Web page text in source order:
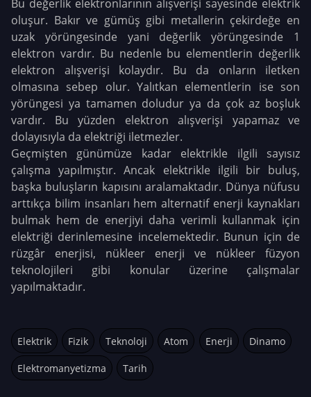
Bu değerlik elektronlarının alışverişi sayesinde elektrik
oluşur. Bakır ve gümüş gibi metallerin çekirdeğe en
uzak yörüngesinde yani değerlik yörüngesinde 1
elektron vardır. Bu nedenle bu elementlerin değerlik
elektron alışverişi kolaydır. Bu da onların iletken
olmasına sebep olur. Yalıtkan elementlerin ise son
yörüngesi ya tamamen doludur ya da çok az boşluk
vardır. Bu yüzden elektron alışverişi yapamaz ve
dolayısıyla da elektriği iletmezler.
Geçmişten günümüze kadar elektrikle ilgili sayısız
çalışma yapılmıştır. Ancak elektrikle ilgili bir buluş,
başka buluşların kapısını aralamaktadır. Dünya nüfusu
arttıkça bilim insanları hem alternatif enerji kaynakları
bulmak hem de enerjiyi daha verimli kullanmak için
elektriği derinlemesine incelemektedir. Bunun için de
rüzgâr enerjisi, nükleer enerji ve nükleer füzyon
teknolojileri gibi konular üzerine çalışmalar
yapılmaktadır.
Elektrik Fizik Teknoloji Atom Enerji Dinamo
Elektromanyetizma Tarih